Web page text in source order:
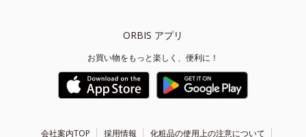
ORBIS アプリ
お買い物をもっと楽しく、便利に！
会社案内TOP 採用情報 化粧品の使用上の注意について